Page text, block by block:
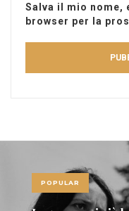
Salva il mio nome,
browser per la
POPULAR